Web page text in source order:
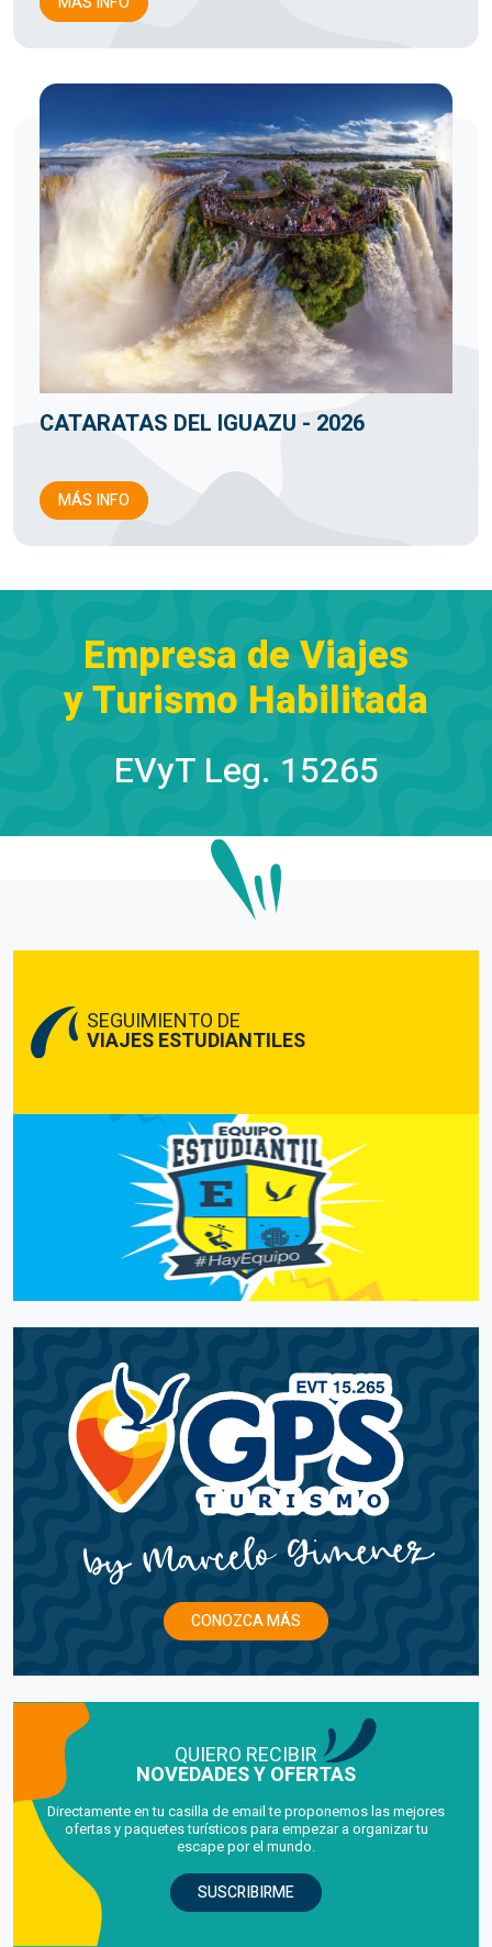
CATARATAS DEL IGUAZU - 2026
MÁS INFO
Empresa de Viajes
y Turismo Habilitada
EVyT Leg. 15265
SEGUIMIENTO DE
VIAJES ESTUDIANTILES
CONOZCA MÁS
QUIERO RECIBIR
NOVEDADES Y OFERTAS
Directamente en tu casilla de email te proponemos las mejores
ofertas y paquetes turísticos para empezar a organizar tu
escape por el mundo.
SUSCRIBIRME